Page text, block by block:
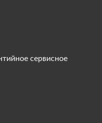
сервисное